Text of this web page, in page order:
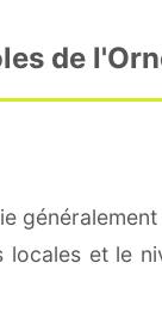
de
et le